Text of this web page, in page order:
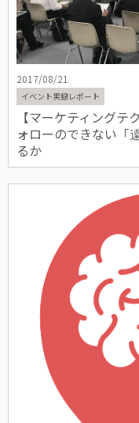
2017/08/21
イベント実録レポート
【マーケティング
ォローのできない「
るか